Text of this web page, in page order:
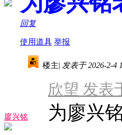
回复
使用道具 举报
廖兴铭
楼主| 发表于 2026-2-4
欣望 发表
为廖兴